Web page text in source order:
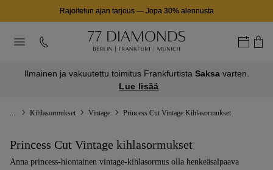
Rajoitetun ajan tarjous— Jopa 30% alennusta
Ilmainen ja vakuutettu toimitus Frankfurtista Saksavarten.
Lue lisää
Kihlasormukset Vintage Princess Cut Vintage Kihlasormukset
Princess Cut Vintage kihlasormukset
Anna princess-hiontainen vintage-kihlasormus olla henkeäsalpaava